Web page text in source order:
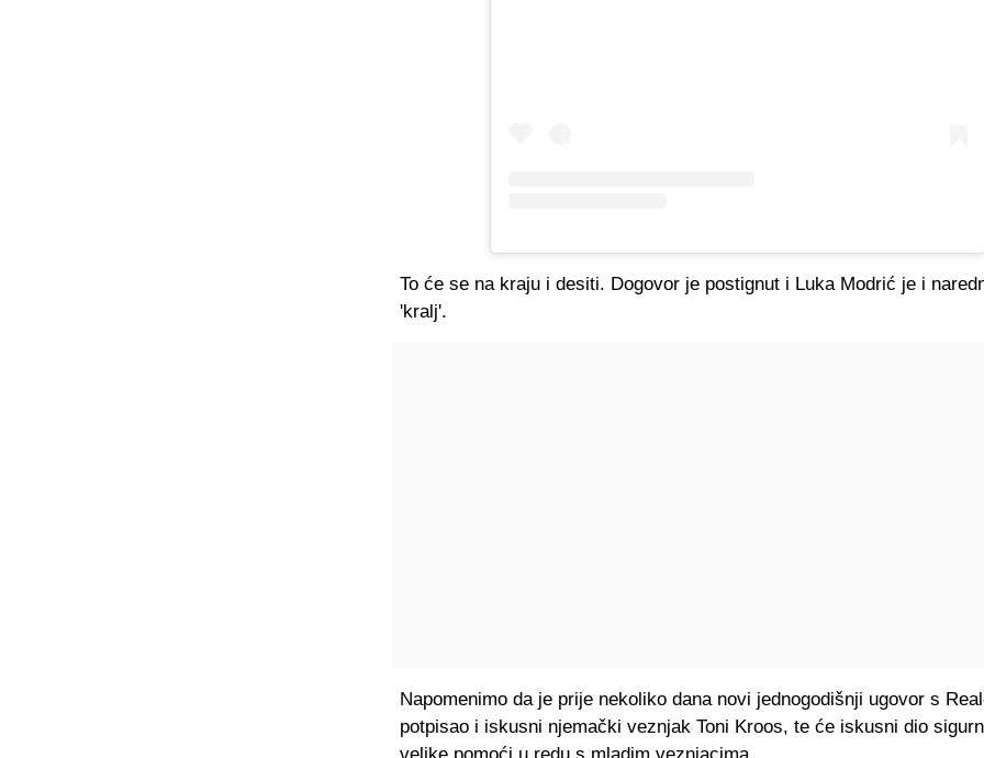
To će se na kraju i desiti. Dogovor je postignut i Luka Modrić je i
'kralj'.
Napomenimo da je prije nekoliko dana novi jednogodišnji ugovor s
potpisao i iskusni njemački veznjak Toni Kroos, te će iskusni dio